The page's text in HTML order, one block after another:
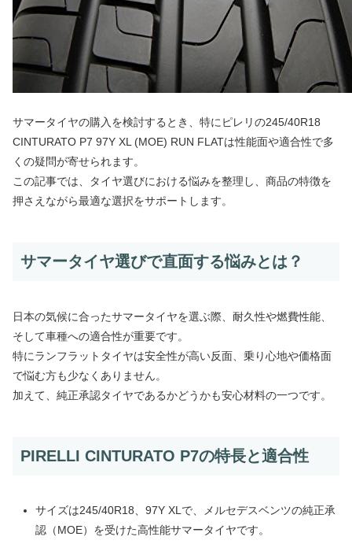
サマータイヤの購入を検討するとき、特にピレリの245/40R18
CINTURATO P7 97Y XL (MOE) RUN FLATは性能面や適合性で多
くの疑問が寄せられます。
この記事では、タイヤ選びにおける悩みを整理し、商品の特徴を
押さえながら最適な選択をサポートします。
サマータイヤ選びで直面する悩みとは？
日本の気候に合ったサマータイヤを選ぶ際、耐久性や燃費性能、
そして車種への適合性が重要です。
特にランフラットタイヤは安全性が高い反面、乗り心地や価格面
で悩む方も少なくありません。
加えて、純正承認タイヤであるかどうかも安心材料の一つです。
PIRELLI CINTURATO P7の特長と適合性
サイズは245/40R18、97Y XLで、メルセデスベンツの純正承
認（MOE）を受けた高性能サマータイヤです。